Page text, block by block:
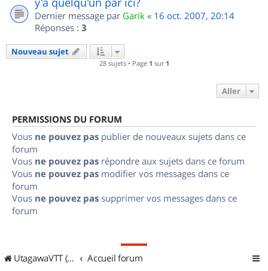
Dernier message par Garik « 16 oct. 2007, 20:14
Réponses : 3
Nouveau sujet
28 sujets • Page 1 sur 1
Aller
PERMISSIONS DU FORUM
Vous ne pouvez pas publier de nouveaux sujets dans ce
forum
Vous ne pouvez pas répondre aux sujets dans ce forum
Vous ne pouvez pas modifier vos messages dans ce
forum
Vous ne pouvez pas supprimer vos messages dans ce
forum
UtagawaVTT (Randos VTT et VTTAE avec traces GPS) Accueil forum